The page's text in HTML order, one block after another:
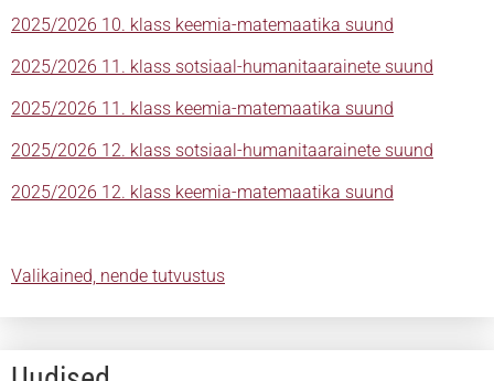
2025/2026 10. klass keemia-matemaatika suund
2025/2026 11. klass sotsiaal-humanitaarainete suund
2025/2026 11. klass keemia-matemaatika suund
2025/2026 12. klass sotsiaal-humanitaarainete suund
2025/2026 12. klass keemia-matemaatika suund
Valikained, nende tutvustus